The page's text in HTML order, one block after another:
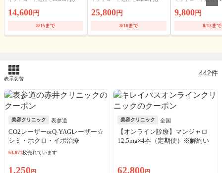
14,600 円
8/15まで
料込
25,800 円
8/10まで
込
9,800 円
8/13まで
表示切替
442件
美容クリニック 表参道
CO2レーザーorQ-YAGレーザー☆
シミ・ホクロ・イボ治療
63,071枚売れています
1,250 円
美容クリニック 全国
【オンライン診療】マンジャロ
12.5mg×4本（定期便）※解約い
62,800 円